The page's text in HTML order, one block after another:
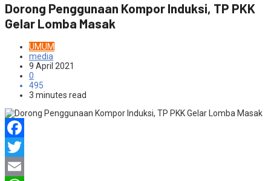
Dorong Penggunaan Kompor Induksi, TP PKK
Gelar Lomba Masak
UMUM
media
9 April 2021
0
495
3 minutes read
Facebook
Twitter